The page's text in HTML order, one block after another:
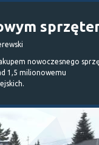
nowoczesnego
1,5 milionowemu